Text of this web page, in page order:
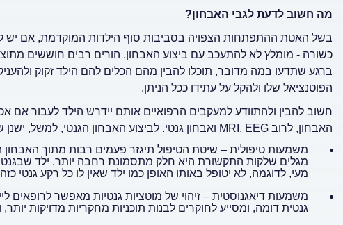
מה חשוב לדעת לגבי האבחון?
בשל האטת ההתפתחות הצפויה בסביבות סוף הילדות המוקדמת, אם
כשורה - מומלץ לא להתעכב עם ביצוע האבחון. הורים רבים חוששים
ברגע שתדעו במה מדובר, תוכלו להבין מהם הכלים להם הילד זקוק
הפוטנציאל שלו ולהקל על עתידו ככל הניתן.
חשוב להבין ולהתוודע למעקבים הרפואיים אותם יידרש הילד לעבור אם
האבחון, לרוב MRI, EEG ואבחון גנטי. לביצוע האבחון הגנטי, למשל, ישנן שתי משמעויות חשובות:
משמעות טיפולית – שיטת הטיפול תיגזר פעמים רבות מתוך
מגלים שלקות התקשורת היא חלק מתסמונת רחבה יותר. ילד
מעי, לדוגמה, לא יטופל באותו האופן כמו ילד שאין לו כל רקע גנטי
משמעות דיאגנוסטית – זיהוי של מוטציות גנטיות מאפשר לרופאים
גנטית דומה, ומסייע לחוקרים לבנות תוכניות מחקריות מדויקות